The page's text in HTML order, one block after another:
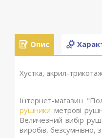
Опис
Хустка, акрил-
Інтернет-магазин
рушники метрові
Величезний вибір
виробів, безсумнівно,